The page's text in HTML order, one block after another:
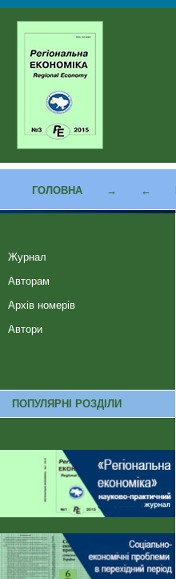
ГОЛОВНА → ←
Журнал
Авторам
Архів номерів
Автори
ПОПУЛЯРНІ РОЗДІЛИ